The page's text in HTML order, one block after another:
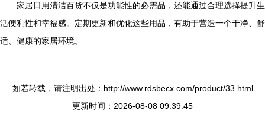
家居日用清洁百货不仅是功能性的必需品，还能通过合理选择提升生
活便利性和幸福感。定期更新和优化这些用品，有助于营造一个干净、舒
适、健康的家居环境。
如若转载，请注明出处：http://www.rdsbecx.com/product/33.html
更新时间：2026-08-08 09:39:45